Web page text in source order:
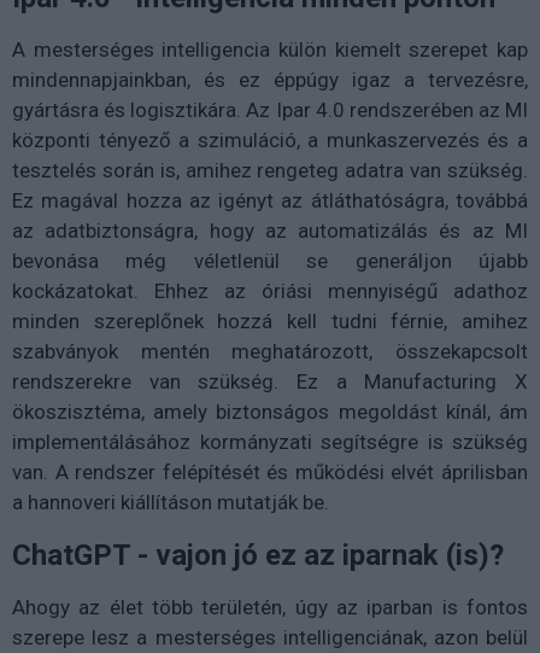
A mesterséges intelligencia külön kiemelt szerepet kap
mindennapjainkban, és ez éppúgy igaz a tervezésre,
gyártásra és logisztikára. Az Ipar 4.0 rendszerében az MI
központi tényező a szimuláció, a munkaszervezés és a
tesztelés során is, amihez rengeteg adatra van szükség.
Ez magával hozza az igényt az átláthatóságra, továbbá
az adatbiztonságra, hogy az automatizálás és az MI
bevonása még véletlenül se generáljon újabb
kockázatokat. Ehhez az óriási mennyiségű adathoz
minden szereplőnek hozzá kell tudni férnie, amihez
szabványok mentén meghatározott, összekapcsolt
rendszerekre van szükség. Ez a Manufacturing X
ökoszisztéma, amely biztonságos megoldást kínál, ám
implementálásához kormányzati segítségre is szükség
van. A rendszer felépítését és működési elvét áprilisban
a hannoveri kiállításon mutatják be.
ChatGPT - vajon jó ez az iparnak (is)?
Ahogy az élet több területén, úgy az iparban is fontos
szerepe lesz a mesterséges intelligenciának, azon belül